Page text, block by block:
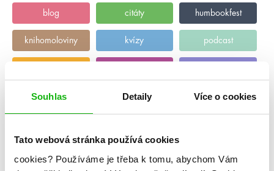
Souhlas Detaily Více o cookies
Tato webová stránka používá cookies
cookies? Používáme je třeba k tomu, abychom Vám
blog citáty humbookfest
knihomoloviny kvízy podcast
videa žebříčky